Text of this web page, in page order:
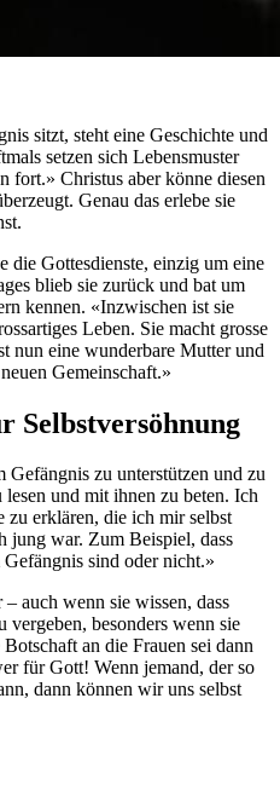
sitzt, steht eine Geschichte und
setzen sich Lebensmuster
fort.» Christus aber könne diesen
Genau das erlebe sie
die Gottesdienste, einzig um eine
blieb sie zurück und bat um
kennen. «Inzwischen ist sie
Leben. Sie macht grosse
nun eine wunderbare Mutter und
Gemeinschaft.»
Selbstversöhnung
zu unterstützen und zu
und mit ihnen zu beten. Ich
erklären, die ich mir selbst
jung war. Zum Beispiel, dass
sind oder nicht.»
auch wenn sie wissen, dass
vergeben, besonders wenn sie
an die Frauen sei dann
für Gott! Wenn jemand, der so
dann können wir uns selbst